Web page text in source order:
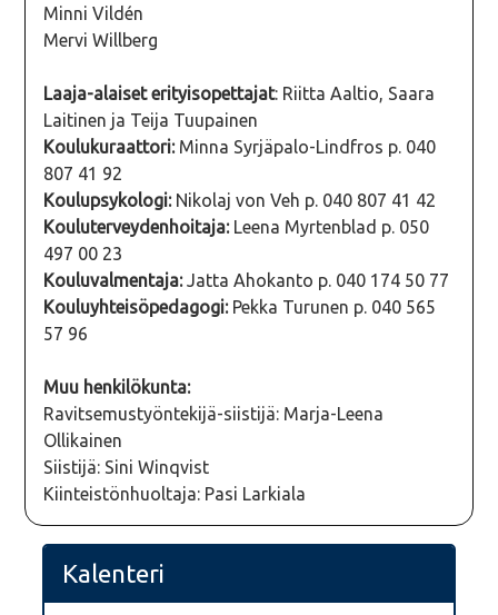
Minni Vildén
Mervi Willberg
Laaja-alaiset erityisopettajat: Riitta Aaltio, Saara
Laitinen ja Teija Tuupainen
Koulukuraattori:Minna Syrjäpalo-Lindfros p. 040
807 41 92
Koulupsykologi: Nikolaj von Veh p. 040 807 41 42
Kouluterveydenhoitaja:Leena Myrtenblad p. 050
497 00 23
Kouluvalmentaja:Jatta Ahokanto p. 040 174 50 77
Kouluyhteisöpedagogi:Pekka Turunen p. 040 565
57 96
Muu henkilökunta:
Ravitsemustyöntekijä-siistijä: Marja-Leena
Ollikainen
Siistijä: Sini Winqvist
Kiinteistönhuoltaja: Pasi Larkiala
Kalenteri